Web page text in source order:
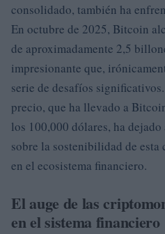
consolidado, también ha
En octubre de 2025, Bitcoin
de aproximadamente 2,5
impresionante que,
serie de desafíos
precio, que ha llevado a
los 100,000 dólares, ha
sobre la sostenibilidad de
en el ecosistema financiero.
El auge de las
en el sistema financiero